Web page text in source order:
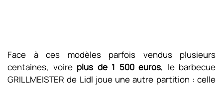
Face à ces modèles parfois vendus plusieurs
centaines, voire plus de 1 500 euros, le barbecue
GRILLMEISTER de Lidl joue une autre partition : celle